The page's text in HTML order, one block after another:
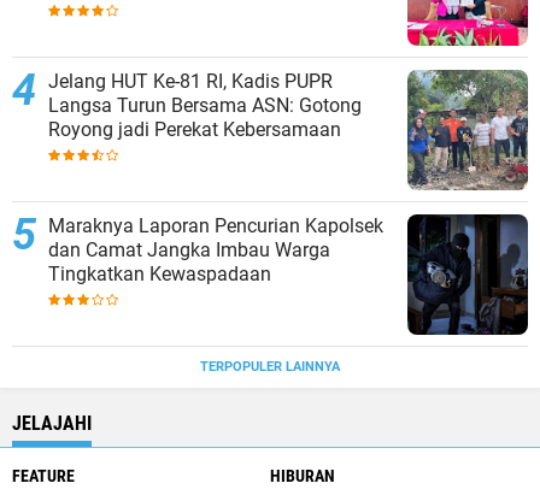
Jelang HUT Ke-81 RI, Kadis PUPR
Langsa Turun Bersama ASN: Gotong
Royong jadi Perekat Kebersamaan
Maraknya Laporan Pencurian Kapolsek
dan Camat Jangka Imbau Warga
Tingkatkan Kewaspadaan
TERPOPULER LAINNYA
JELAJAHI
FEATURE HIBURAN